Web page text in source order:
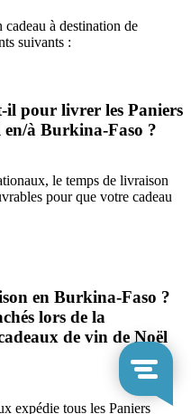
à destination de
suivants :
il pour livrer les Paniers
en/à Burkina-Faso ?
le temps de livraison
pour que votre cadeau
en Burkina-Faso ?
lors de la
de vin de Noël
expédie tous les Paniers